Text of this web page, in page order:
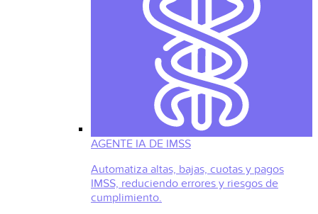
AGENTE IA DE IMSS
Automatiza altas, bajas, cuotas y pagos
IMSS, reduciendo errores y riesgos de
cumplimiento.